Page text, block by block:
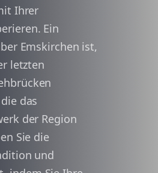
Ihrer
Ein
Emskirchen ist,
letzten
das
der Region
Sie die
und